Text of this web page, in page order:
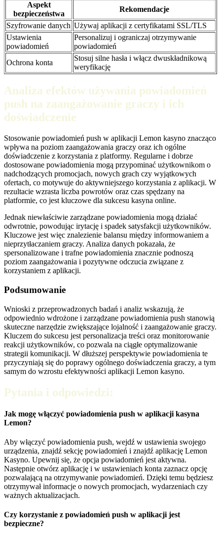
Aspekt
bezpieczeństwa
Rekomendacje
Szyfrowanie danych Używaj aplikacji z certyfikatami SSL/TLS
Ustawienia
powiadomień
Personalizuj i ograniczaj otrzymywanie
powiadomień
Ochrona konta
Stosuj silne hasła i włącz dwuskładnikową
weryfikację
Analiza efektów używania powiadomień
push na zaangażowanie graczy i ich
doświadczenie
Stosowanie powiadomień push w aplikacji Lemon kasyno znacząco
wpływa na poziom zaangażowania graczy oraz ich ogólne
doświadczenie z korzystania z platformy. Regularne i dobrze
dostosowane powiadomienia mogą przypominać użytkownikom o
nadchodzących promocjach, nowych grach czy wyjątkowych
ofertach, co motywuje do aktywniejszego korzystania z aplikacji. W
rezultacie wzrasta liczba powrotów oraz czas spędzany na
platformie, co jest kluczowe dla sukcesu kasyna online.
Jednak niewłaściwie zarządzane powiadomienia mogą działać
odwrotnie, powodując irytację i spadek satysfakcji użytkowników.
Kluczowe jest więc znalezienie balansu między informowaniem a
nieprzytłaczaniem graczy. Analiza danych pokazała, że
spersonalizowane i trafne powiadomienia znacznie podnoszą
poziom zaangażowania i pozytywne odczucia związane z
korzystaniem z aplikacji.
Podsumowanie
Wnioski z przeprowadzonych badań i analiz wskazują, że
odpowiednio wdrożone i zarządzane powiadomienia push stanowią
skuteczne narzędzie zwiększające lojalność i zaangażowanie graczy.
Kluczem do sukcesu jest personalizacja treści oraz monitorowanie
reakcji użytkowników, co pozwala na ciągłe optymalizowanie
strategii komunikacji. W dłuższej perspektywie powiadomienia te
przyczyniają się do poprawy ogólnego doświadczenia graczy, a tym
samym do wzrostu efektywności aplikacji Lemon kasyno.
Pytania i odpowiedzi:
Jak mogę włączyć powiadomienia push w aplikacji kasyna
Lemon?
Aby włączyć powiadomienia push, wejdź w ustawienia swojego
urządzenia, znajdź sekcję powiadomień i znajdź aplikację Lemon
Kasyno. Upewnij się, że opcja powiadomień jest aktywna.
Następnie otwórz aplikację i w ustawieniach konta zaznacz opcję
pozwalającą na otrzymywanie powiadomień. Dzięki temu będziesz
otrzymywał informacje o nowych promocjach, wydarzeniach czy
ważnych aktualizacjach.
Czy korzystanie z powiadomień push w aplikacji jest
bezpieczne?